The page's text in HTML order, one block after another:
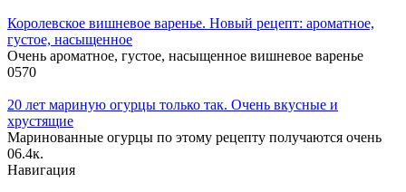
Королевское вишневое варенье. Новый рецепт: ароматное,
густое, насыщенное
Очень ароматное, густое, насыщенное вишневое варенье
0570
20 лет мариную огурцы только так. Очень вкусные и
хрустящие
Маринованные огурцы по этому рецепту получаются очень
06.4к.
Навигация